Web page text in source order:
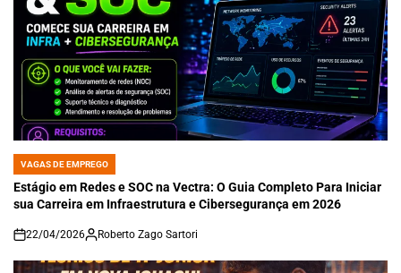
POSTED
IN
VAGAS DE EMPREGO
Estágio em Redes e SOC na Vectra: O Guia Completo Para Iniciar
sua Carreira em Infraestrutura e Cibersegurança em 2026
on
22/04/2026 Roberto Zago Sartori